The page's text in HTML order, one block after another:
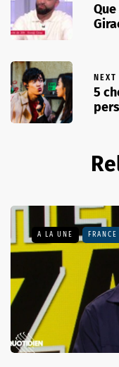
NEXT
5
A LA UNE FRANCE